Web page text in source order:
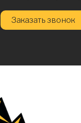
Заказать звонок